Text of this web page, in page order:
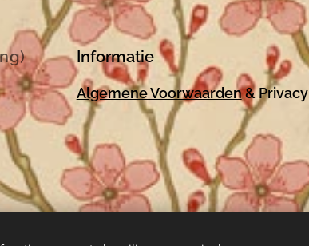
Informatie
Algemene Voorwaarden& Privacy